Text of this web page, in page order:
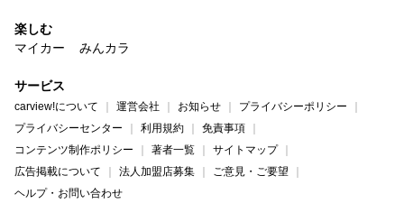
楽しむ
マイカー
みんカラ
サービス
carview!について 運営会社 お知らせ
プライバシーポリシー
プライバシーセンター
利用規約
免責事項
コンテンツ制作ポリシー
著者一覧
サイトマップ
広告掲載について
法人加盟店募集
ご意見・ご要望
ヘルプ・お問い合わせ